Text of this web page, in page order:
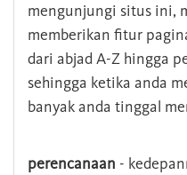
mengunjungi situs ini,
memberikan fitur
dari abjad A-Z hingga
sehingga ketika anda
banyak anda tinggal
perencanaan -